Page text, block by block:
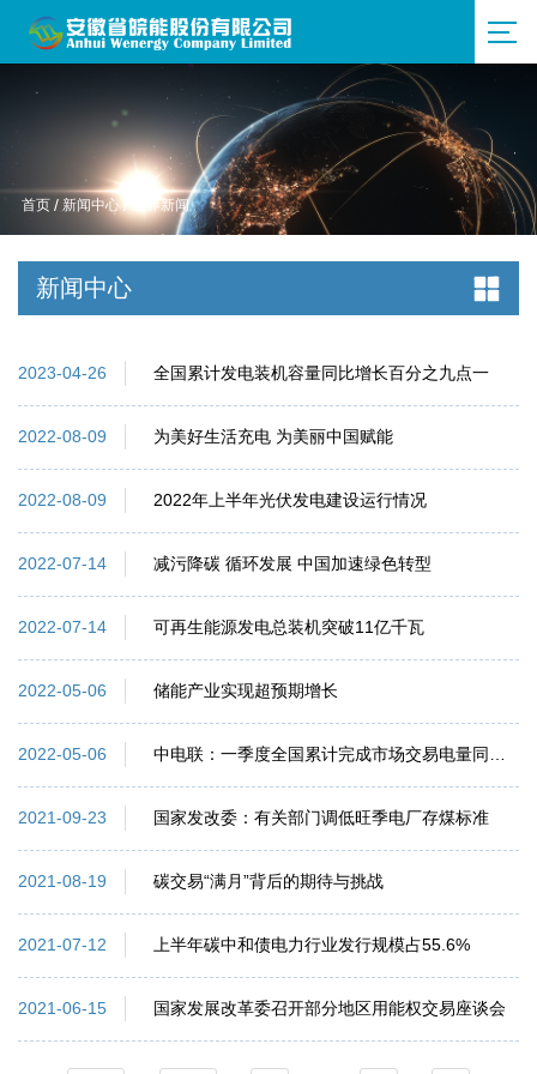
首页 / 新闻中心 / 业界新闻
新闻中心
2023-04-26 全国累计发电装机容量同比增长百分之九点一
2022-08-09 为美好生活充电 为美丽中国赋能
2022-08-09 2022年上半年光伏发电建设运行情况
2022-07-14 减污降碳 循环发展 中国加速绿色转型
2022-07-14 可再生能源发电总装机突破11亿千瓦
2022-05-06 储能产业实现超预期增长
2022-05-06
2021-09-23 国家发改委：有关部门调低旺季电厂存煤标准
2021-08-19 碳交易“满月”背后的期待与挑战
2021-07-12 上半年碳中和债电力行业发行规模占55.6%
2021-06-15 国家发展改革委召开部分地区用能权交易座谈会